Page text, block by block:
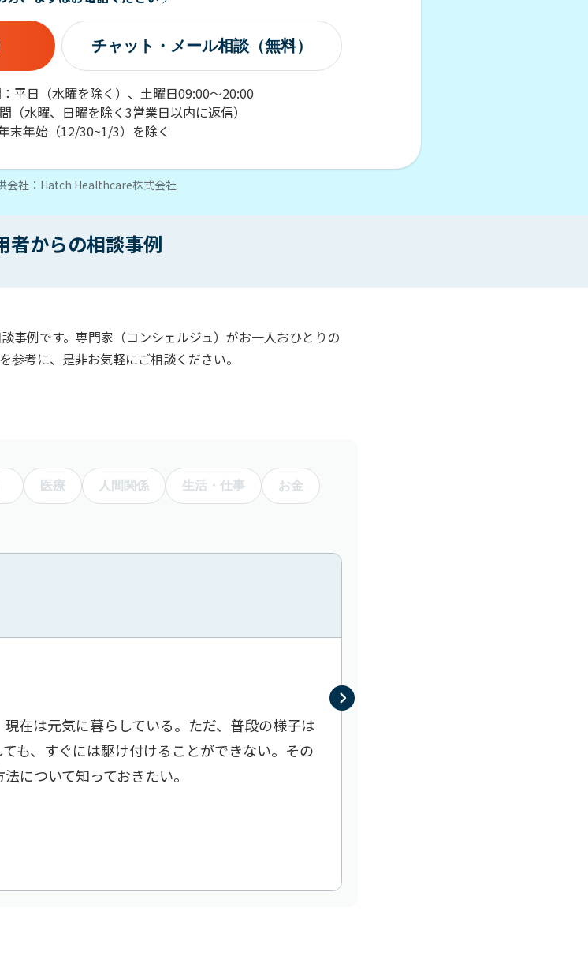
チャット・メール相談（無料）
平日（水曜を除く）、土曜日09:00〜20:00
（水曜、日曜を除く3営業日以内に返信）
末年始（12/30~1/3）を除く
会社：Hatch Healthcare株式会社
者からの相談事例
事例です。専門家（コンシェルジュ）がお一人おひとりの
参考に、是非お気軽にご相談ください。
医療 人間関係 生活・仕事 お金
在は元気に暮らしている。ただ、普段の様子は
も、すぐには駆け付けることができない。その
について知っておきたい。